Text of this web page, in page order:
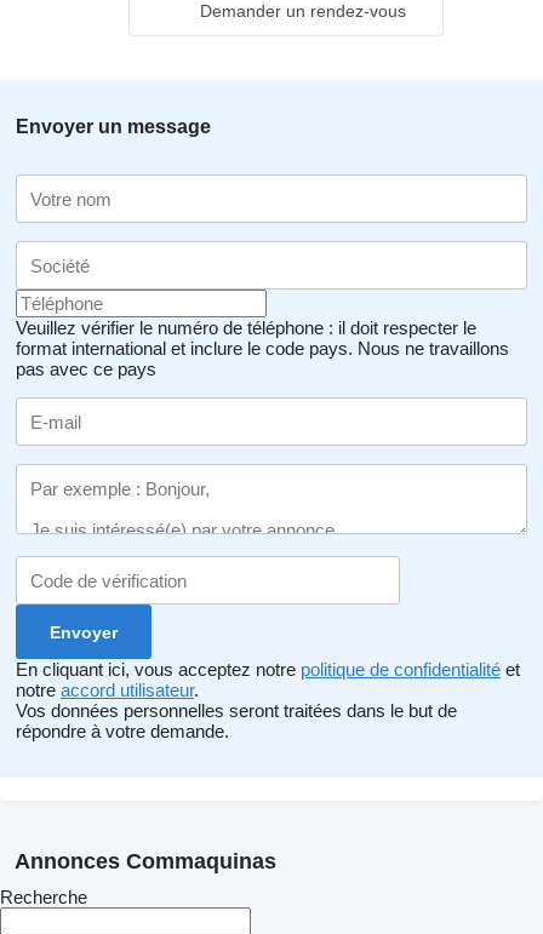
Demander un rendez-vous
Envoyer un message
Veuillez vérifier le numéro de téléphone : il doit respecter le
format international et inclure le code pays. Nous ne travaillons
pas avec ce pays
En cliquant ici, vous acceptez notre politique de confidentialité et
notre accord utilisateur.
Vos données personnelles seront traitées dans le but de
répondre à votre demande.
Annonces Commaquinas
Recherche